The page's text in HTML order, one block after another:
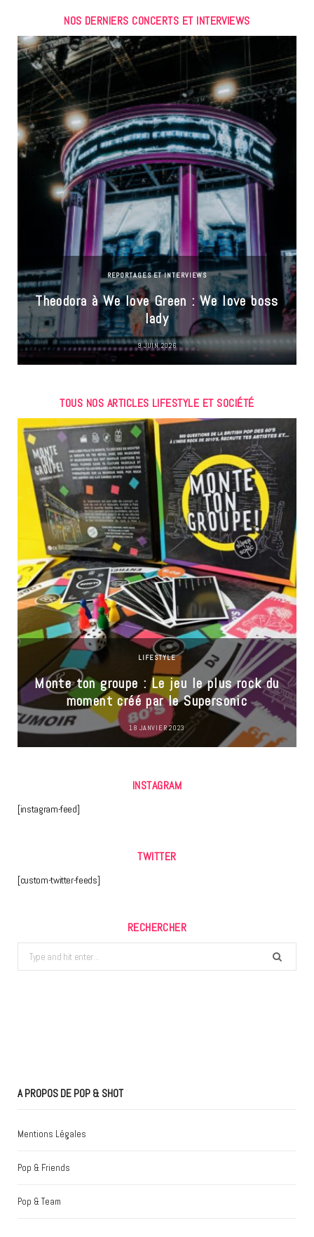
NOS DERNIERS CONCERTS ET INTERVIEWS
REPORTAGES ET INTERVIEWS
Theodora à We love Green : We love boss
lady
9 JUIN 2026
TOUS NOS ARTICLES LIFESTYLE ET SOCIÉTÉ
LIFESTYLE
Monte ton groupe : Le jeu le plus rock du
moment créé par le Supersonic
18 JANVIER 2023
INSTAGRAM
[instagram-feed]
TWITTER
[custom-twitter-feeds]
RECHERCHER
Search
for:
A PROPOS DE POP & SHOT
Mentions Légales
Pop & Friends
Pop & Team